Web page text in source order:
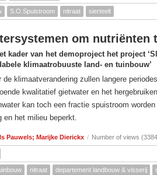
S.O.Spuistroom nitraat sierteelt
om nutriënten
kader van het demoproject het project
klimaatrobuuste land- en tuinbouw’
de klimaatverandering zullen langere
kwalitatief gietwater en het
kan toch een fractie spuistroom
en het milieu beperkt.
Pauwels; Marijke Dierickx / Number of views
nitraat departement landbouw & visserij